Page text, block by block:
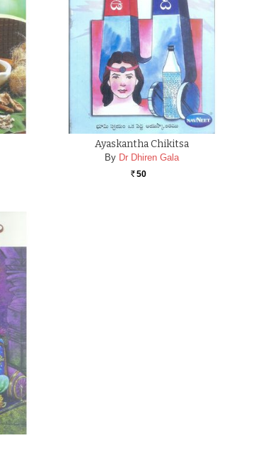
Ayaskantha Chikitsa
By Dr Dhiren Gala
Rs. 50